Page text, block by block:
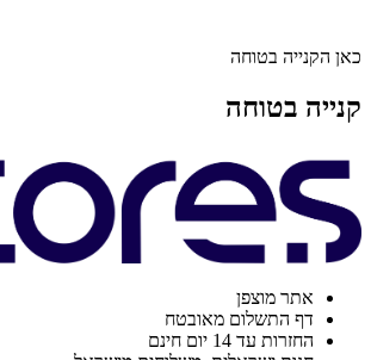
כאן הקנייה בטוחה
קנייה בטוחה
אתר מוצפן
דף התשלום מאובטח
החזרות עד 14 יום חינם